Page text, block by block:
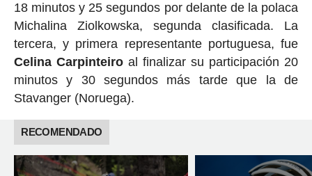
18 minutos y 25 segundos por delante de la polaca
Michalina Ziolkowska, segunda clasificada. La
tercera, y primera representante portuguesa, fue
Celina Carpinteiroal finalizar su participación 20
minutos y 30 segundos más tarde que la de
Stavanger (Noruega).
RECOMENDADO